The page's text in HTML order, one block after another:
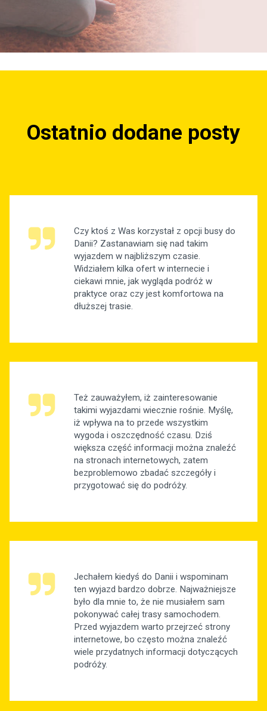
Ostatnio dodane posty
Czy ktoś z Was korzystał z opcji busy do
Danii? Zastanawiam się nad takim
wyjazdem w najbliższym czasie.
Widziałem kilka ofert w internecie i
ciekawi mnie, jak wygląda podróż w
praktyce oraz czy jest komfortowa na
dłuższej trasie.
Też zauważyłem, iż zainteresowanie
takimi wyjazdami wiecznie rośnie. Myślę,
iż wpływa na to przede wszystkim
wygoda i oszczędność czasu. Dziś
większa część informacji można znaleźć
na stronach internetowych, zatem
bezproblemowo zbadać szczegóły i
przygotować się do podróży.
Jechałem kiedyś do Danii i wspominam
ten wyjazd bardzo dobrze. Najważniejsze
było dla mnie to, że nie musiałem sam
pokonywać całej trasy samochodem.
Przed wyjazdem warto przejrzeć strony
internetowe, bo często można znaleźć
wiele przydatnych informacji dotyczących
podróży.